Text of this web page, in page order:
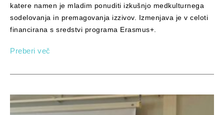
katere namen je mladim ponuditi izkušnjo medkulturnega
sodelovanja in premagovanja izzivov. Izmenjava je v celoti
financirana s sredstvi programa Erasmus+.
Preberi več